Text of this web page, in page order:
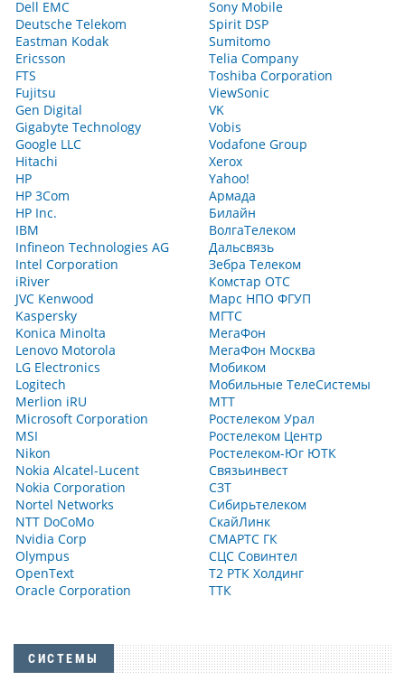
Dell EMC
Deutsche Telekom
Eastman Kodak
Ericsson
FTS
Fujitsu
Gen Digital
Gigabyte Technology
Google LLC
Hitachi
HP
HP 3Com
HP Inc.
IBM
Infineon Technologies AG
Intel Corporation
iRiver
JVC Kenwood
Kaspersky
Konica Minolta
Lenovo Motorola
LG Electronics
Logitech
Merlion iRU
Microsoft Corporation
MSI
Nikon
Nokia Alcatel-Lucent
Nokia Corporation
Nortel Networks
NTT DoCoMo
Nvidia Corp
Olympus
OpenText
Oracle Corporation
Sony Mobile
Spirit DSP
Sumitomo
Telia Company
Toshiba Corporation
ViewSonic
VK
Vobis
Vodafone Group
Xerox
Yahoo!
Армада
Билайн
ВолгаТелеком
Дальсвязь
Зебра Телеком
Комстар ОТС
Марс НПО ФГУП
МГТС
МегаФон
МегаФон Москва
Мобиком
Мобильные ТелеСистемы
МТТ
Ростелеком Урал
Ростелеком Центр
Ростелеком-Юг ЮТК
Связьинвест
СЗТ
Сибирьтелеком
СкайЛинк
СМАРТС ГК
СЦС Совинтел
Т2 РТК Холдинг
ТТК
СИСТЕМЫ